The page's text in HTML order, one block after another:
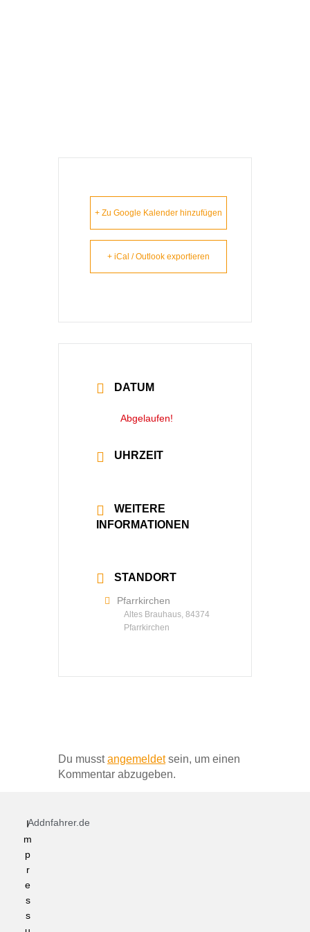
+ Zu Google Kalender hinzufügen
+ iCal / Outlook exportieren
DATUM
Abgelaufen!
UHRZEIT
WEITERE
INFORMATIONEN
STANDORT
Pfarrkirchen
Altes Brauhaus, 84374
Pfarrkirchen
Du musstangemeldetsein, um einen
Kommentar abzugeben.
Addnfahrer.de
I
m
p
r
e
s
s